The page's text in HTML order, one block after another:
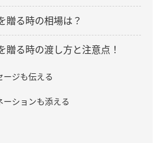
贈る時の相場は？
贈る時の渡し方と注意点！
ージも伝える
ーションも添える